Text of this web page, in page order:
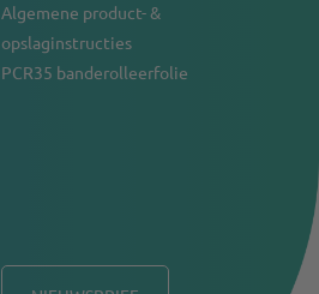
Algemene product- &
opslaginstructies
PCR35 banderolleerfolie